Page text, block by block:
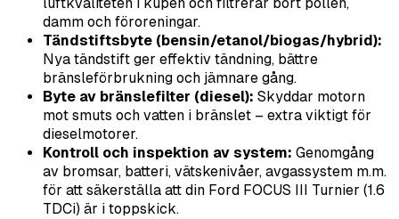
luftkvaliteten i kupén och filtrerar bort pollen,
damm och föroreningar.
Tändstiftsbyte (bensin/etanol/biogas/hybrid):
Nya tändstift ger effektiv tändning, bättre
bränsleförbrukning och jämnare gång.
Byte av bränslefilter (diesel): Skyddar motorn
mot smuts och vatten i bränslet – extra viktigt för
dieselmotorer.
Kontroll och inspektion av system: Genomgång
av bromsar, batteri, vätskenivåer, avgassystem m.m.
för att säkerställa att din Ford FOCUS III Turnier (1.6
TDCi) är i toppskick.